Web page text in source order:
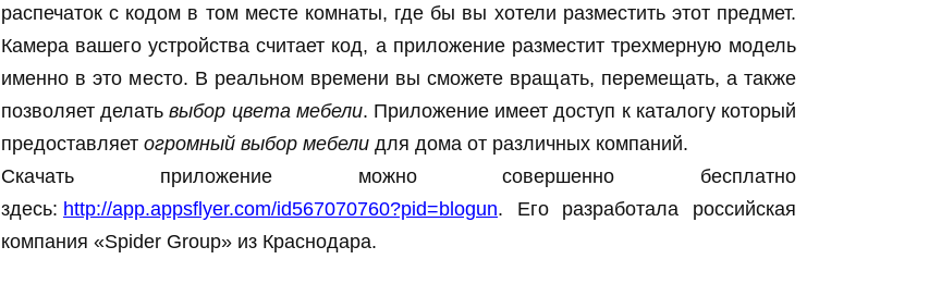
распечаток с кодом в том месте комнаты, где бы вы хотели разместить этот предмет.
Камера вашего устройства считает код, а приложение разместит трехмерную модель
именно в это место. В реальном времени вы сможете вращать, перемещать, а также
позволяет делатьвыбор цвета мебели. Приложение имеет доступ к каталогу который
предоставляет огромный выбор мебели для дома от различных компаний.
Скачать приложение можно совершенно бесплатно
здесь: http://app.appsflyer.com/id567070760?pid=blogun. Его разработала российская
компания «Spider Group» из Краснодара.